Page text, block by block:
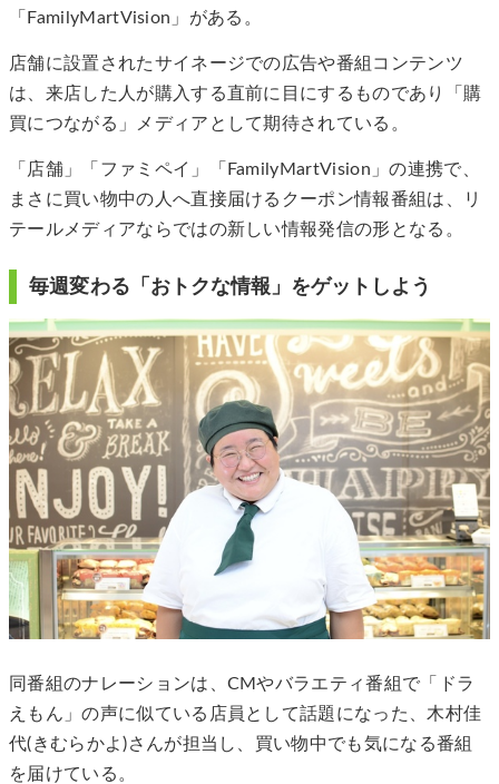
「FamilyMartVision」がある。
店舗に設置されたサイネージでの広告や番組コンテンツ
は、来店した人が購入する直前に目にするものであり「購
買につながる」メディアとして期待されている。
「店舗」「ファミペイ」「FamilyMartVision」の連携で、
まさに買い物中の人へ直接届けるクーポン情報番組は、リ
テールメディアならではの新しい情報発信の形となる。
毎週変わる「おトクな情報」をゲットしよう
同番組のナレーションは、CMやバラエティ番組で「ドラ
えもん」の声に似ている店員として話題になった、木村佳
代(きむらかよ)さんが担当し、買い物中でも気になる番組
を届けている。